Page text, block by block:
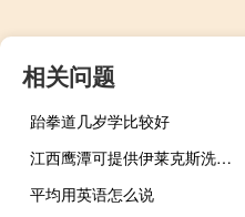
相关问题
跆拳道几岁学比较好
江西鹰潭可提供伊莱克斯洗碗机维修服务地址在哪
平均用英语怎么说